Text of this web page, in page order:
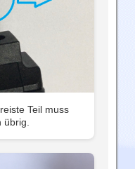
Teil muss